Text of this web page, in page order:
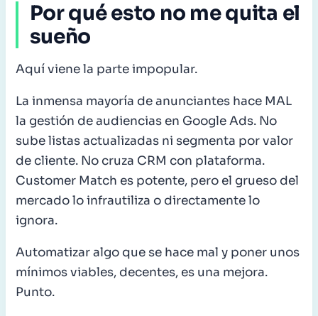
Por qué esto no me quita el
sueño
Aquí viene la parte impopular.
La inmensa mayoría de anunciantes hace MAL
la gestión de audiencias en Google Ads. No
sube listas actualizadas ni segmenta por valor
de cliente. No cruza CRM con plataforma.
Customer Match es potente, pero el grueso del
mercado lo infrautiliza o directamente lo
ignora.
Automatizar algo que se hace mal y poner unos
mínimos viables, decentes, es una mejora.
Punto.